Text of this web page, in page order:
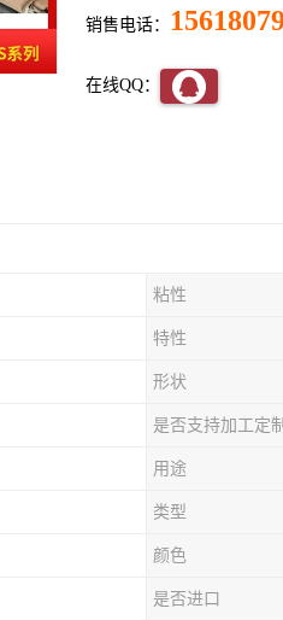
销售电话：
在线QQ：
粘性
特性
形状
是否支持加工定制
用途
类型
颜色
是否进口